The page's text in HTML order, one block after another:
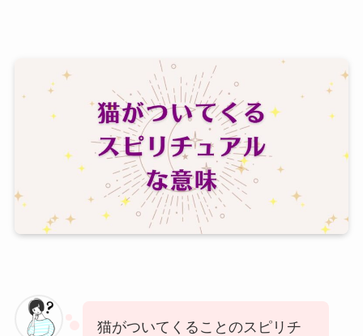
猫がついてくることのスピリチ